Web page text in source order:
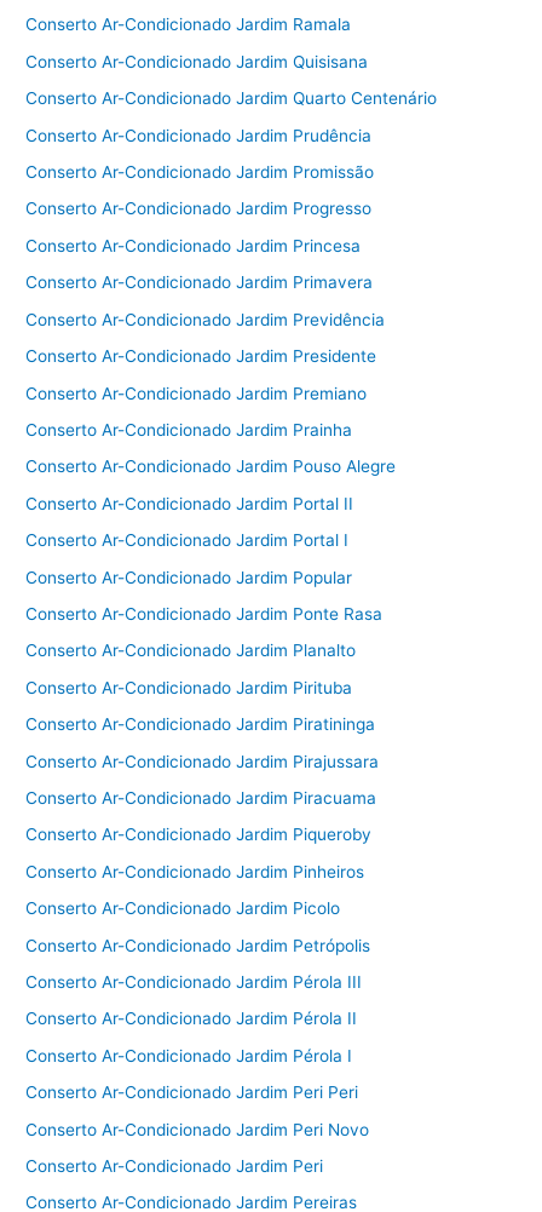
Conserto Ar-Condicionado Jardim Ramala
Conserto Ar-Condicionado Jardim Quisisana
Conserto Ar-Condicionado Jardim Quarto Centenário
Conserto Ar-Condicionado Jardim Prudência
Conserto Ar-Condicionado Jardim Promissão
Conserto Ar-Condicionado Jardim Progresso
Conserto Ar-Condicionado Jardim Princesa
Conserto Ar-Condicionado Jardim Primavera
Conserto Ar-Condicionado Jardim Previdência
Conserto Ar-Condicionado Jardim Presidente
Conserto Ar-Condicionado Jardim Premiano
Conserto Ar-Condicionado Jardim Prainha
Conserto Ar-Condicionado Jardim Pouso Alegre
Conserto Ar-Condicionado Jardim Portal II
Conserto Ar-Condicionado Jardim Portal I
Conserto Ar-Condicionado Jardim Popular
Conserto Ar-Condicionado Jardim Ponte Rasa
Conserto Ar-Condicionado Jardim Planalto
Conserto Ar-Condicionado Jardim Pirituba
Conserto Ar-Condicionado Jardim Piratininga
Conserto Ar-Condicionado Jardim Pirajussara
Conserto Ar-Condicionado Jardim Piracuama
Conserto Ar-Condicionado Jardim Piqueroby
Conserto Ar-Condicionado Jardim Pinheiros
Conserto Ar-Condicionado Jardim Picolo
Conserto Ar-Condicionado Jardim Petrópolis
Conserto Ar-Condicionado Jardim Pérola III
Conserto Ar-Condicionado Jardim Pérola II
Conserto Ar-Condicionado Jardim Pérola I
Conserto Ar-Condicionado Jardim Peri Peri
Conserto Ar-Condicionado Jardim Peri Novo
Conserto Ar-Condicionado Jardim Peri
Conserto Ar-Condicionado Jardim Pereiras